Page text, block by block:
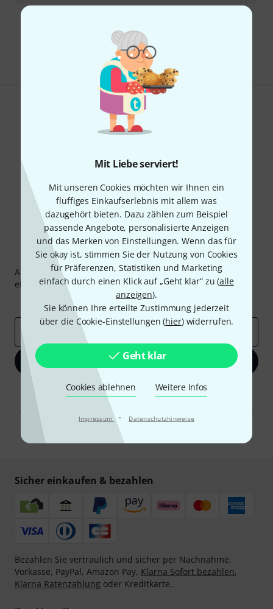
Mit Liebe serviert!
Mit unseren Cookies möchten wir Ihnen ein
fluffiges Einkaufserlebnis mit allem was
dazugehört bieten. Dazu zählen zum Beispiel
passende Angebote, personalisierte Anzeigen
und das Merken von Einstellungen. Wenn das für
Sie okay ist, stimmen Sie der Nutzung von Cookies
für Präferenzen, Statistiken und Marketing
einfach durch einen Klick auf „Geht klar“ zu (alle
anzeigen).
Sie können Ihre erteilte Zustimmung jederzeit
über die Cookie-Einstellungen (hier) widerrufen.
Geht klar
Cookies ablehnen Weitere Infos
Impressum · Datenschutzhinweise
Kostenloser Versand ab 29 €
Alle Preise inkl. MwSt.
Gefällt Ihnen, was Sie sehen?
Thomann Newsletter
Abonniere den Thomann Newsletter und gewinne mit
etwas Glück einen von50 Gutscheinenüber jeweils50€
Inspirierende Beiträge
Deals
E-Mail-Adresse
Jetzt anmelden
Mit Klick auf „Jetzt anmelden“ stimmen Sie dem Erhalt von E-Mail-
Werbung und einer Messung des E-Mail-Nutzungsverhaltens zu. Die
Abmeldung ist jederzeit möglich. Weitere Informationen finden Sie in
unserenDatenschutzhinweisen.
* Pflichtfeld
Sicher einkaufen & bezahlen
Bezahlen Sie vertraulich und sicher per Nachnahme,
Vorkasse, PayPal, Amazon Pay, Klarna Sofort bezahlen,
Klarna Ratenzahlung oder Kreditkarte.